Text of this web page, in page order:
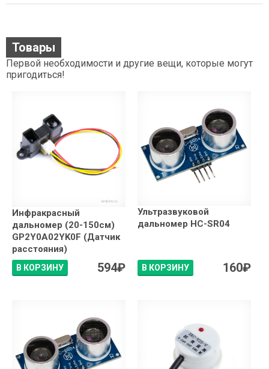
Товары
Первой необходимости и другие вещи, которые могут
пригодиться!
Инфракрасный
дальномер (20-150см)
GP2Y0A02YK0F (Датчик
расстояния)
В КОРЗИНУ 594₽
Ультразвуковой
дальномер HC-SR04
В КОРЗИНУ 160₽